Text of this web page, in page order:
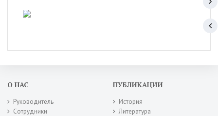
О НАС
Руководитель
Сотрудники
ПУБЛИКАЦИИ
История
Литература